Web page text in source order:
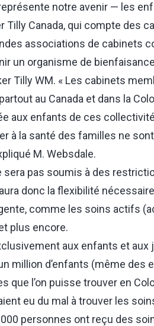
notre avenir — les
Tilly Canada, qui compte des
associations de cabinets
un organisme de
Tilly WM. « Les cabinets
au Canada et dans la
aux enfants de ces
à la santé des familles ne
M. Websdale.
sera pas soumis à des
donc la flexibilité
comme les soins actifs
plus encore.
aux enfants et aux
million d’enfants (même
que l’on puisse trouver en
eu du mal à trouver les
personnes ont reçu des